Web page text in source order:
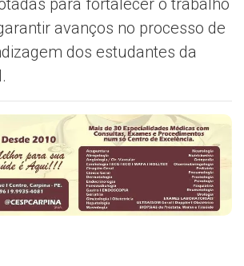
para fortalecer o trabalho
avanços no processo de
dos estudantes da